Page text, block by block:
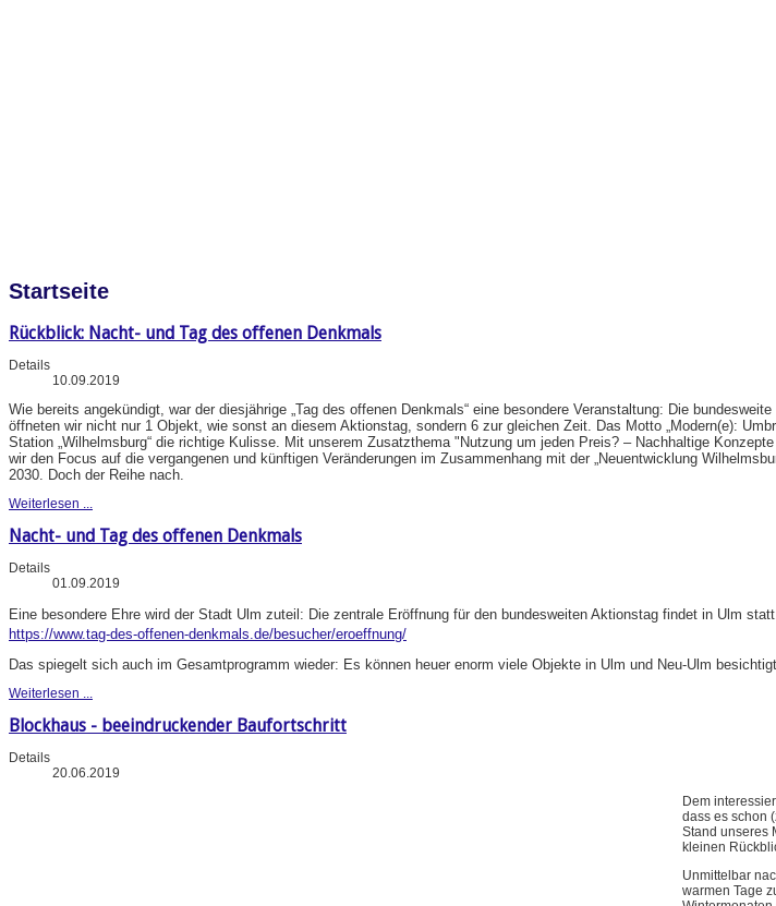
Startseite
Rückblick: Nacht- und Tag des offenen Denkmals
Details
10.09.2019
Wie bereits angekündigt, war der diesjährige „Tag des offenen Denkmals“ eine besondere Veranstaltung: Die
öffneten wir nicht nur 1 Objekt, wie sonst an diesem Aktionstag, sondern 6 zur gleichen Zeit. Das Motto „Modern(e):
Station „Wilhelmsburg“ die richtige Kulisse. Mit unserem Zusatzthema "Nutzung um jeden Preis? – Nachhaltige
wir den Focus auf die vergangenen und künftigen Veränderungen im Zusammenhang mit der „Neuentwicklung
2030. Doch der Reihe nach.
Weiterlesen ...
Nacht- und Tag des offenen Denkmals
Details
01.09.2019
Eine besondere Ehre wird der Stadt Ulm zuteil: Die zentrale Eröffnung für den bundesweiten Aktionstag findet in Ulm
https://www.tag-des-offenen-denkmals.de/besucher/eroeffnung/
Das spiegelt sich auch im Gesamtprogramm wieder: Es können heuer enorm viele Objekte in Ulm und Neu-Ulm besichtigt
Weiterlesen ...
Blockhaus - beeindruckender Baufortschritt
Details
20.06.2019
Dem
dass es schon
Stand unseres
kleinen
Unmittelbar
warmen Tage